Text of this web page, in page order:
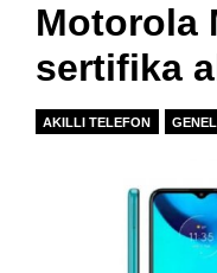
Motorola
sertifika
AKILLI TELEFON GENEL